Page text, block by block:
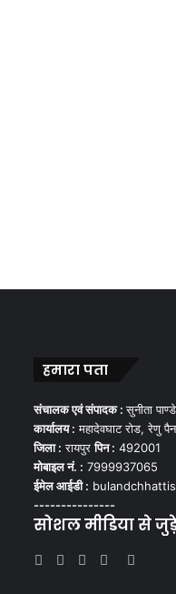
हमारा पता
संचालक एवं संपादक :सुनीता
कार्यालय : महादेवघाट रोड, रेणु
जिला : रायपुरपिन : 492001
मोबाइल नं. : 7999937065
ईमेल आईडी :
---------------
सोशल मीडिया से
Facebook
TwitterYouTubeInstagram